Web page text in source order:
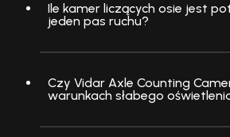
Ile kamer liczących osie jest
jeden pas ruchu?
Czy Vidar Axle Counting
warunkach słabego